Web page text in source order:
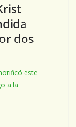
dos
este
a la